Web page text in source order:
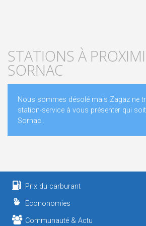
STATIONS À
SORNAC
Nous sommes désolé mais Zagaz ne
station-service à vous présenter qui
Sornac..
Prix du carburant
Econonomies
Communauté & Actu